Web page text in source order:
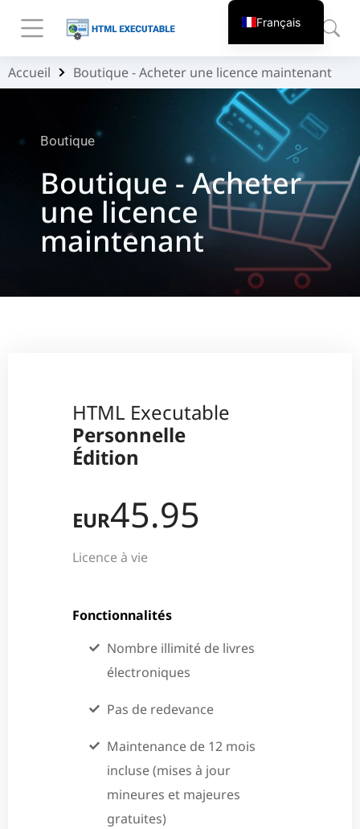
Vous êtes ici :
Accueil Boutique - Acheter une licence maintenant
Boutique
Boutique - Acheter
une licence
maintenant
HTML Executable
Personnelle
Édition
EUR45.95
Licence à vie
Fonctionnalités
Nombre illimité de livres
électroniques
Pas de redevance
Maintenance de 12 mois
incluse (mises à jour
mineures et majeures
gratuites)
Français